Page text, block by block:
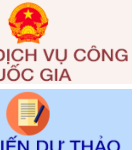
2026
NĐ-CP
NĐ-CP của Chính phủ: Quy
quốc gia giai đoạn 2026 - 2030
UBND
công bố danh mục thủ tục hành
đổi bổ sung trong lĩnh vực hỗ trợ
lựa chọn nhà thầu thuộc thẩm
Tài chính và Ban Quản lý Khu kinh
2026